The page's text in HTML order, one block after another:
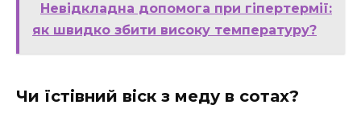
Невідкладна допомога при гіпертермії:
як швидко збити високу температуру?
Чи їстівний віск з меду в сотах?